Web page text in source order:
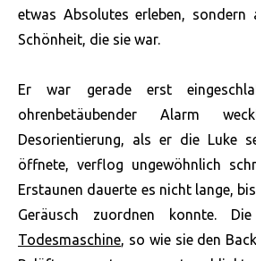
etwas Absolutes erleben, sondern
Schönheit, die sie war.
Er war gerade erst
ohrenbetäubender Alarm
Desorientierung, als er die Luke
öffnete, verflog ungewöhnlich
Erstaunen dauerte es nicht lange,
Geräusch zuordnen konnte.
Todesmaschine, so wie sie den